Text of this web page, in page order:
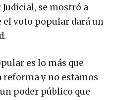
se mostró a
el voto popular dará un
es lo más que
y no estamos
poder público que